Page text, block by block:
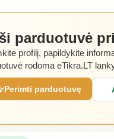
parduotuvė
profilį, papildykite
rodoma eTikra.LT
Perimti parduotuvę